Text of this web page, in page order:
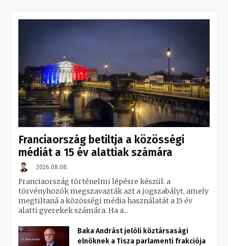
Franciaország betiltja a közösségi
médiát a 15 év alattiak számára
2026.08.08.
Franciaország történelmi lépésre készül: a
törvényhozók megszavazták azt a jogszabályt, amely
megtiltaná a közösségi média használatát a 15 év
alatti gyerekek számára. Ha a...
Baka Andrást jelöli köztársasági
elnöknek a Tisza parlamenti frakciója